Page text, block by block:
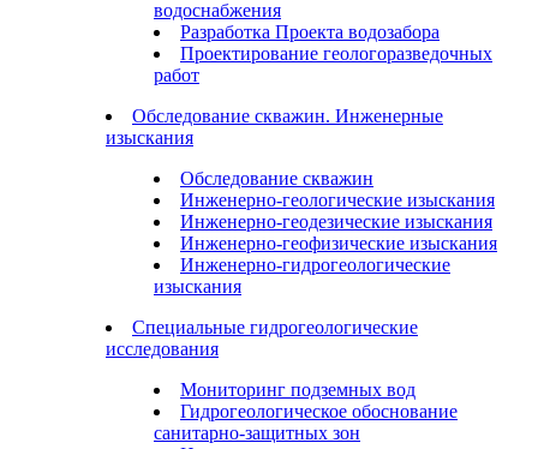
водоснабжения
Разработка Проекта водозабора
Проектирование геологоразведочных
работ
Обследование скважин. Инженерные
изыскания
Обследование скважин
Инженерно-геологические изыскания
Инженерно-геодезические изыскания
Инженерно-геофизические изыскания
Инженерно-гидрогеологические
изыскания
Специальные гидрогеологические
исследования
Мониторинг подземных вод
Гидрогеологическое обоснование
санитарно-защитных зон